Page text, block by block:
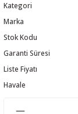
Cihazı
Ölçerler
Cihazları
Kategori
Marka
Stok Kodu
Garanti Süresi
Liste Fiyatı
Havale